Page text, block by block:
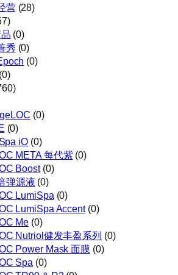
营(28)
(0)
秀 (0)
(0)
(0)
(0)
(0)
iO(0)
META 每代紫(0)
Boost(0)
弹源液 (0)
LumiSpa (0)
LumiSpa Accent(0)
Me (0)
Nutriol健发丰盈系列 (0)
Power Mask 面膜 (0)
Spa (0)